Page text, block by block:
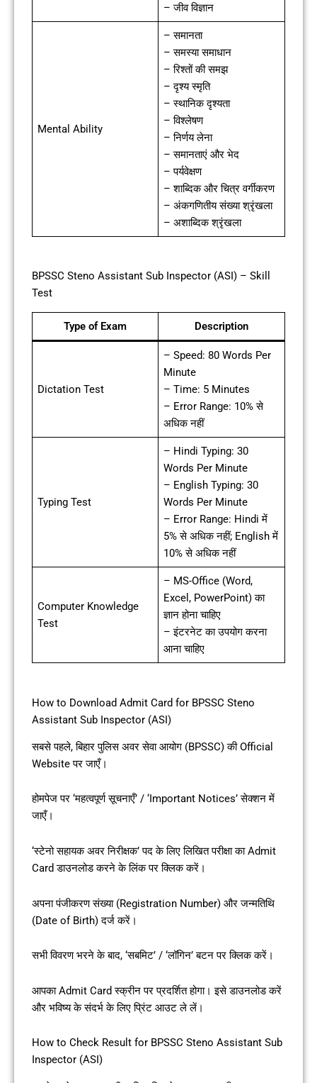
– जीव विज्ञान
Mental Ability
– समानता
– समस्या समाधान
– रिश्तों की समझ
– दृश्य स्मृति
– स्थानिक दृश्यता
– विश्लेषण
– निर्णय लेना
– समानताएं और भेद
– पर्यवेक्षण
– शाब्दिक और चित्र वर्गीकरण
– अंकगणितीय संख्या श्रृंखला
– अशाब्दिक श्रृंखला
BPSSC Steno Assistant Sub Inspector (ASI) – Skill
Test
Type of Exam Description
Dictation Test
– Speed: 80 Words Per
Minute
– Time: 5 Minutes
– Error Range: 10% से
अधिक नहीं
Typing Test
– Hindi Typing: 30
Words Per Minute
– English Typing: 30
Words Per Minute
– Error Range: Hindi में
5% से अधिक नहीं; English में
10% से अधिक नहीं
Computer Knowledge
Test
– MS-Office (Word,
Excel, PowerPoint) का
ज्ञान होना चाहिए
– इंटरनेट का उपयोग करना
आना चाहिए
How to Download Admit Card for BPSSC Steno
Assistant Sub Inspector (ASI)
सबसे पहले, बिहार पुलिस अवर सेवा आयोग (BPSSC) की Official
Website पर जाएँ।
होमपेज पर ‘महत्वपूर्ण सूचनाएँ’ / ‘Important Notices’ सेक्शन में
जाएँ।
‘स्टेनो सहायक अवर निरीक्षक’ पद के लिए लिखित परीक्षा का Admit
Card डाउनलोड करने के लिंक पर क्लिक करें।
अपना पंजीकरण संख्या (Registration Number) और जन्मतिथि
(Date of Birth) दर्ज करें।
सभी विवरण भरने के बाद, ‘सबमिट’ / ‘लॉगिन’ बटन पर क्लिक करें।
आपका Admit Card स्क्रीन पर प्रदर्शित होगा। इसे डाउनलोड करें
और भविष्य के संदर्भ के लिए प्रिंट आउट ले लें।
How to Check Result for BPSSC Steno Assistant Sub
Inspector (ASI)